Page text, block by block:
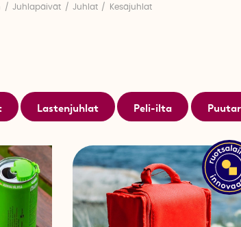
käteviä tarvikkeita kesäjuhliin ja tilaa jo
Juhlapäivät Juhlat Kesäjuhlat
Lastenjuhlat Peli-ilta